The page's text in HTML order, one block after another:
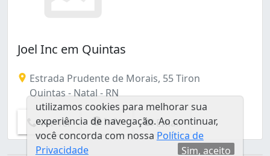
Joel Inc em Quintas
Estrada Prudente de Morais, 55 Tiron
Quintas - Natal - RN
Ver Tel Info Email
utilizamos cookies para melhorar sua
experiência de navegação. Ao continuar,
você concorda com nossa Política de
Privacidade
Sim, aceito